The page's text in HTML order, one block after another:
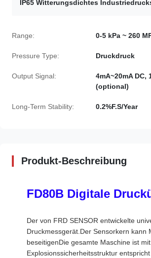
IP65 Witterungsdichtes
Range: 0-5 kPa ~ 260
Pressure Type: Druckdruck
Output Signal:
4mA~20mA DC,
(optional)
Long-Term Stability: 0.2%F.S/Year
Produkt-Beschreibung
FD80B Digitale
Der von FRD SENSOR entwickelte
Druckmessgerät.Der Sensorkern kann
beseitigenDie gesamte Maschine ist
Explosionssicherheitsstruktur